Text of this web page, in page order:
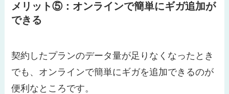
メリット⑤：オンラインで簡単にギガ追加が
できる
契約したプランのデータ量が足りなくなったとき
でも、オンラインで簡単にギガを追加できるのが
便利なところです。